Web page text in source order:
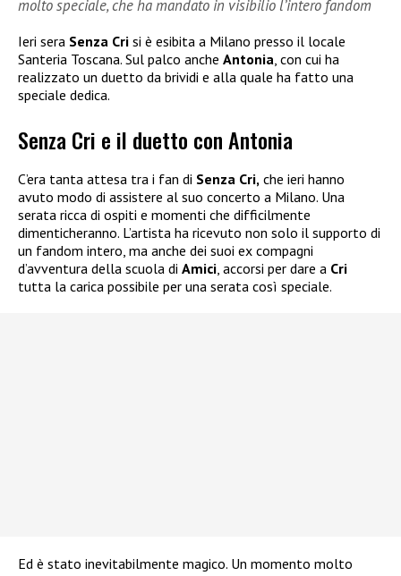
molto speciale, che ha mandato in visibilio l’intero fandom
Ieri sera Senza Cri si è esibita a Milano presso il locale
Santeria Toscana. Sul palco anche Antonia , con cui ha
realizzato un duetto da brividi e alla quale ha fatto una
speciale dedica.
Senza Cri e il duetto con Antonia
C’era tanta attesa tra i fan di Senza Cri, che ieri hanno
avuto modo di assistere al suo concerto a Milano. Una
serata ricca di ospiti e momenti che difficilmente
dimenticheranno. L’artista ha ricevuto non solo il supporto di
un fandom intero, ma anche dei suoi ex compagni
d’avventura della scuola di Amici, accorsi per dare a Cri
tutta la carica possibile per una serata così speciale.
Ed è stato inevitabilmente magico. Un momento molto